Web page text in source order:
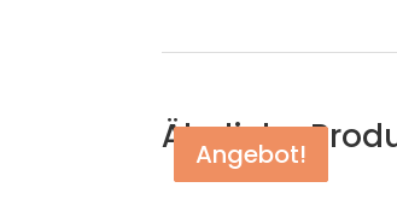
Ähnliche
Angebot!
Angebot!
Angebot!